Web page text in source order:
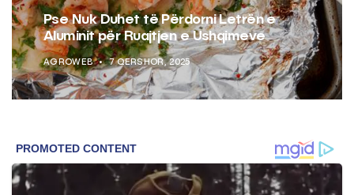
Pse Nuk Duhet të Përdorni Letrën e
Aluminit për Ruajtjen e Ushqimeve
AGROWEB 7 QERSHOR, 2025